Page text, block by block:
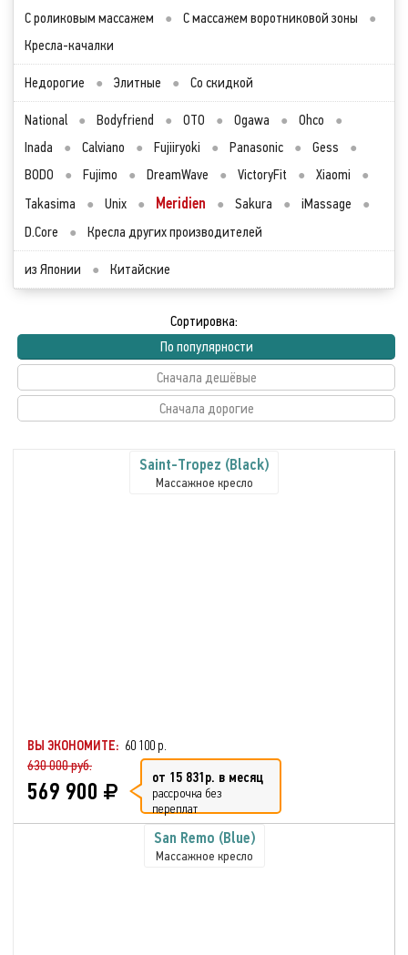
С роликовым массажем
● С массажем воротниковой зоны
●
Кресла-качалки
Недорогие ● Элитные ● Со скидкой
National ● Bodyfriend ● OTO ● Ogawa ● Ohco
●
Inada
● Calviano ● Fujiiryoki ● Panasonic ● Gess
●
BODO
● Fujimo ● DreamWave ● VictoryFit ● Xiaomi
●
Takasima
● Unix ● Meridien ● Sakura ● iMassage
●
D.Core
● Кресла других производителей
из Японии ● Китайские
Сортировка:
По популярности
Сначала дешёвые
Сначала дорогие
Saint-Tropez (Black)
Массажное кресло
ВЫ ЭКОНОМИТЕ: 60 100 р.
630 000 руб.
569 900 от 15 831р. в месяц
рассрочка без
переплат
San Remo (Blue)
Массажное кресло